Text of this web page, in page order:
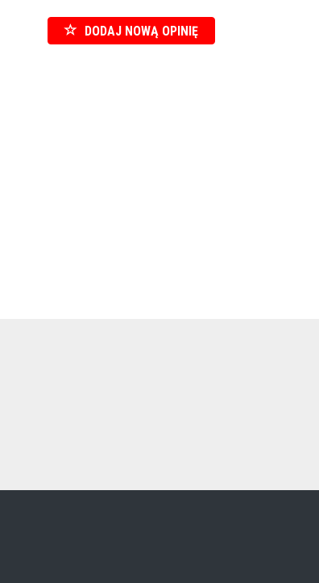
DODAJ NOWĄ OPINIĘ